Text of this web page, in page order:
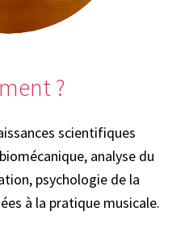
?
scientifiques
analyse du
psychologie de la
à la pratique musicale.